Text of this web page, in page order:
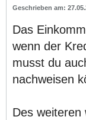
Das
wenn der
musst du
nachweisen
Des weiteren